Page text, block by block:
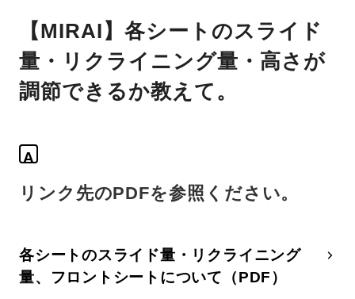
【MIRAI】各シートのスライド
量・リクライニング量・高さが
調節できるか教えて。
A
リンク先のPDFを参照ください。
各シートのスライド量・リクライニング
量、フロントシートについて（PDF）